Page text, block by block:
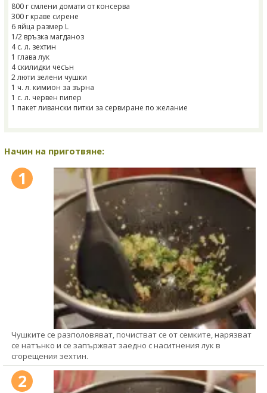
800 г смлени домати от консерва
300 г краве сирене
6 яйца размер L
1/2 връзка магданоз
4 с. л. зехтин
1 глава лук
4 скилидки чесън
2 люти зелени чушки
1 ч. л. кимион за зърна
1 с. л. червен пипер
1 пакет ливански питки за сервиране по желание
Начин на приготвяне:
1
Чушките се разполовяват, почистват се от семките, нарязват
се натънко и се запържват заедно с наситнения лук в
сгорещения зехтин.
2